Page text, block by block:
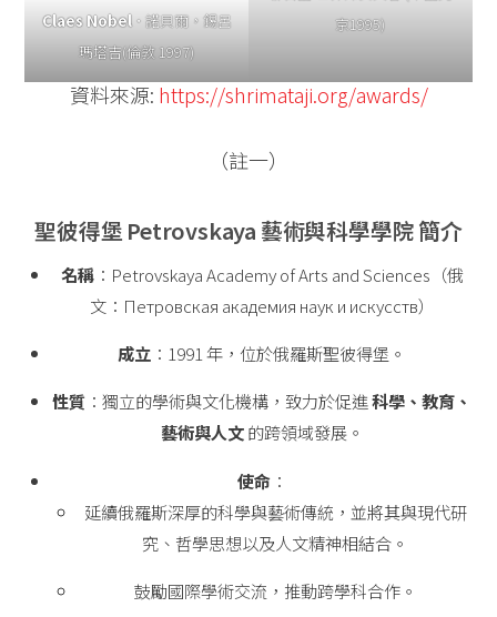
Claes Nobel·諾貝爾，錫呂
瑪塔吉(倫敦 1997)
京1995)
資料來源: https://shrimataji.org/awards/
（註一）
聖彼得堡 Petrovskaya 藝術與科學學院 簡介
名稱：Petrovskaya Academy of Arts and Sciences（俄
文：Петровская академия наук и искусств）
成立 ：1991 年，位於俄羅斯聖彼得堡。
性質 ：獨立的學術與文化機構，致力於促進科學、教育、
藝術與人文的跨領域發展。
使命：
延續俄羅斯深厚的科學與藝術傳統，並將其與現代研
究、哲學思想以及人文精神相結合。
鼓勵國際學術交流，推動跨學科合作。